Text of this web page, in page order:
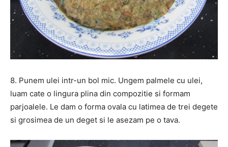
8. Punem ulei intr-un bol mic. Ungem palmele cu ulei,
luam cate o lingura plina din compozitie si formam
parjoalele. Le dam o forma ovala cu latimea de trei degete
si grosimea de un deget si le asezam pe o tava.